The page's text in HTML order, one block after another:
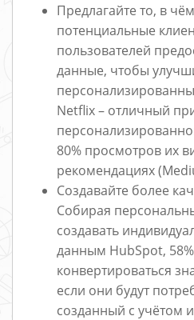
Предлагайте то, в
потенциальные
пользователей
данные, чтобы
Netflix – отличный
80% просмотров их
рекомендациях
Создавайте более
Собирая
создавать
данным HubSpot,
конвертироваться
если они будут
созданный с учётом